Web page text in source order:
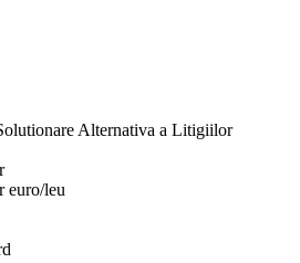
Alternativa a Litigiilor
euro/leu